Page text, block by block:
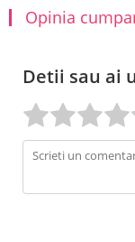
Opinia
Detii sau ai